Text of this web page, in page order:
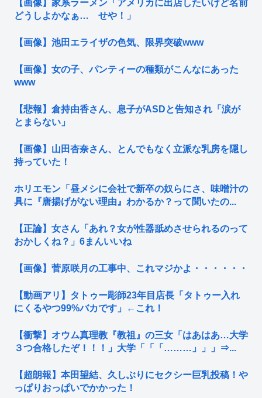
【画像】家系ラーメン「アメリカに出店したいけど名前
どうしよかなぁ… せや！」
【画像】池田エライザの色気、限界突破www
【画像】女の子、パンティーの種類がこんなにあった
www
【悲報】倉持由香さん、息子がASDと告知され「涙が
とまらない」
【画像】山田杏奈さん、とんでもなく立派な乳房を隠し
持っていた！
ホリエモン「昼メシに会社で新卒の奴らにさ、味噌汁の
具に『唐揚げがない理由』わかるか？って聞いたの...
【正論】女さん「あれ？女が性器舐めさせられるのって
おかしくね？」6まんいいね
【画像】菅原咲月の工事中、これマジかよ・・・・・・
【動画アリ】タトゥー彫師23年目店長「タトゥー入れ
にくるやつ99%バカです」←これ！
【衝撃】オウム真理教『教祖』の三女「はあはあ…大学
３つ合格したぞ！！！」大学「「「………」」」⇒...
【超朗報】本田望結、久しぶりにセクシー巨乳投稿！や
っぱりおっぱいでかかった！